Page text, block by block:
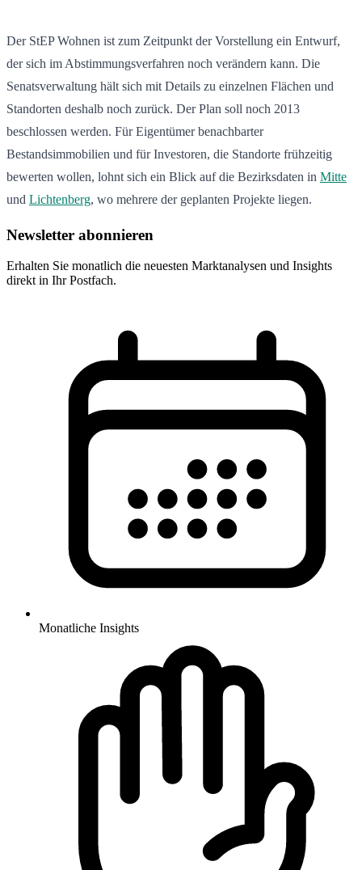
Der StEP Wohnen ist zum Zeitpunkt der Vorstellung ein Entwurf,
der sich im Abstimmungsverfahren noch verändern kann. Die
Senatsverwaltung hält sich mit Details zu einzelnen Flächen und
Standorten deshalb noch zurück. Der Plan soll noch 2013
beschlossen werden. Für Eigentümer benachbarter
Bestandsimmobilien und für Investoren, die Standorte frühzeitig
bewerten wollen, lohnt sich ein Blick auf die Bezirksdaten in Mitte
und Lichtenberg, wo mehrere der geplanten Projekte liegen.
Newsletter abonnieren
Erhalten Sie monatlich die neuesten Marktanalysen und Insights
direkt in Ihr Postfach.
Monatliche Insights